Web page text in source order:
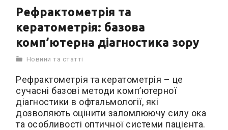
Рефрактометрія та
кератометрія: базова
комп’ютерна діагностика зору
Новини та статті
Рефрактометрія та кератометрія – це
сучасні базові методи комп’ютерної
діагностики в офтальмології, які
дозволяють оцінити заломлюючу силу ока
та особливості оптичної системи пацієнта.